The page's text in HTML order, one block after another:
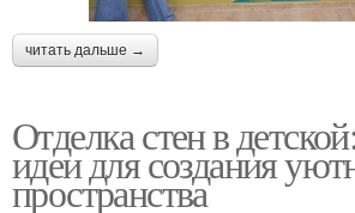
читать дальше →
Отделка стен в
идеи для создания
пространства